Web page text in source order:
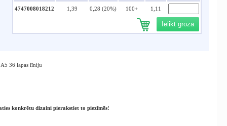
4747008018212 1,39 0,28 (20%) 100+ 1,11
Ielikt grozā
36 lapas līniju
konkrētu dizaini pierakstiet to piezīmēs!